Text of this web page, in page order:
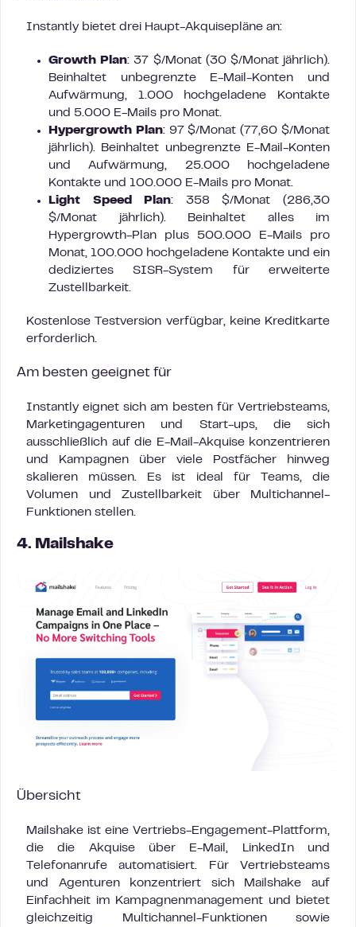
Instantly bietet drei Haupt-Akquisepläne an:
Growth Plan: 37 $/Monat (30 $/Monat jährlich).
Beinhaltet unbegrenzte E-Mail-Konten und
Aufwärmung, 1.000 hochgeladene Kontakte
und 5.000 E-Mails pro Monat.
Hypergrowth Plan: 97 $/Monat (77,60 $/Monat
jährlich). Beinhaltet unbegrenzte E-Mail-Konten
und Aufwärmung, 25.000 hochgeladene
Kontakte und 100.000 E-Mails pro Monat.
Light Speed Plan: 358 $/Monat (286,30
$/Monat jährlich). Beinhaltet alles im
Hypergrowth-Plan plus 500.000 E-Mails pro
Monat, 100.000 hochgeladene Kontakte und ein
dediziertes SISR-System für erweiterte
Zustellbarkeit.
Kostenlose Testversion verfügbar, keine Kreditkarte
erforderlich.
Am besten geeignet für
Instantly eignet sich am besten für Vertriebsteams,
Marketingagenturen und Start-ups, die sich
ausschließlich auf die E-Mail-Akquise konzentrieren
und Kampagnen über viele Postfächer hinweg
skalieren müssen. Es ist ideal für Teams, die
Volumen und Zustellbarkeit über Multichannel-
Funktionen stellen.
4. Mailshake
Übersicht
Mailshake ist eine Vertriebs-Engagement-Plattform,
die die Akquise über E-Mail, LinkedIn und
Telefonanrufe automatisiert. Für Vertriebsteams
und Agenturen konzentriert sich Mailshake auf
Einfachheit im Kampagnenmanagement und bietet
gleichzeitig Multichannel-Funktionen sowie